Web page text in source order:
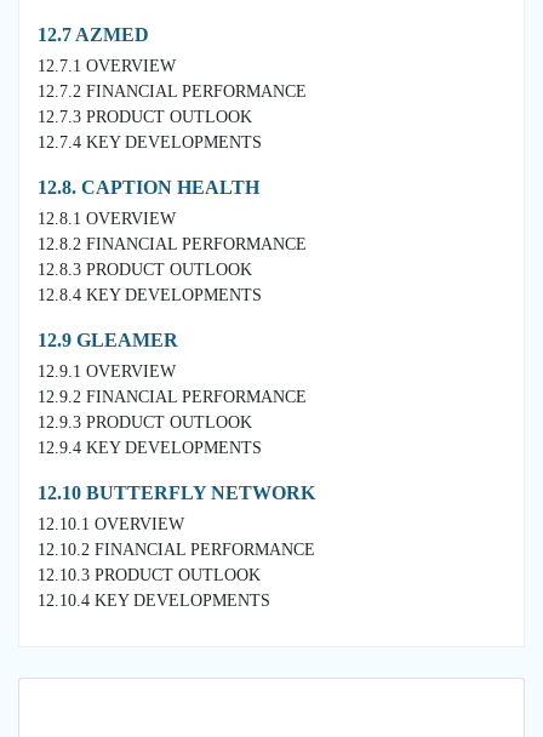
12.7 AZMED
12.7.1 OVERVIEW
12.7.2 FINANCIAL PERFORMANCE
12.7.3 PRODUCT OUTLOOK
12.7.4 KEY DEVELOPMENTS
12.8. CAPTION HEALTH
12.8.1 OVERVIEW
12.8.2 FINANCIAL PERFORMANCE
12.8.3 PRODUCT OUTLOOK
12.8.4 KEY DEVELOPMENTS
12.9 GLEAMER
12.9.1 OVERVIEW
12.9.2 FINANCIAL PERFORMANCE
12.9.3 PRODUCT OUTLOOK
12.9.4 KEY DEVELOPMENTS
12.10 BUTTERFLY NETWORK
12.10.1 OVERVIEW
12.10.2 FINANCIAL PERFORMANCE
12.10.3 PRODUCT OUTLOOK
12.10.4 KEY DEVELOPMENTS